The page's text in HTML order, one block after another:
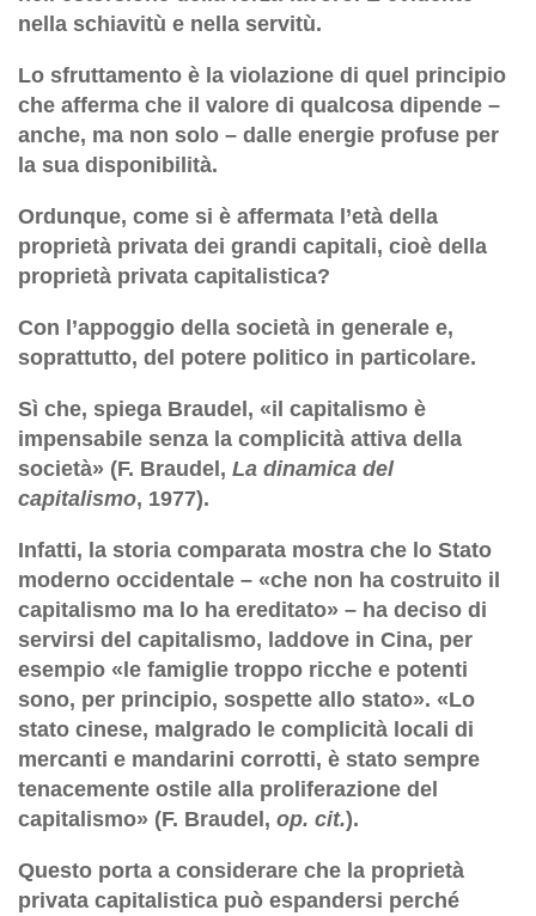
nella schiavitù e nella servitù.
Lo sfruttamento è la violazione di quel principio
che afferma che il valore di qualcosa dipende –
anche, ma non solo – dalle energie profuse per
la sua disponibilità.
Ordunque, come si è affermata l’età della
proprietà privata dei grandi capitali, cioè della
proprietà privata capitalistica?
Con l’appoggio della società in generale e,
soprattutto, del potere politico in particolare.
Sì che, spiega Braudel, «il capitalismo è
impensabile senza la complicità attiva della
società» (F. Braudel, La dinamica del
capitalismo, 1977).
Infatti, la storia comparata mostra che lo Stato
moderno occidentale – «che non ha costruito il
capitalismo ma lo ha ereditato» – ha deciso di
servirsi del capitalismo, laddove in Cina, per
esempio «le famiglie troppo ricche e potenti
sono, per principio, sospette allo stato». «Lo
stato cinese, malgrado le complicità locali di
mercanti e mandarini corrotti, è stato sempre
tenacemente ostile alla proliferazione del
capitalismo» (F. Braudel, op. cit.).
Questo porta a considerare che la proprietà
privata capitalistica può espandersi perché